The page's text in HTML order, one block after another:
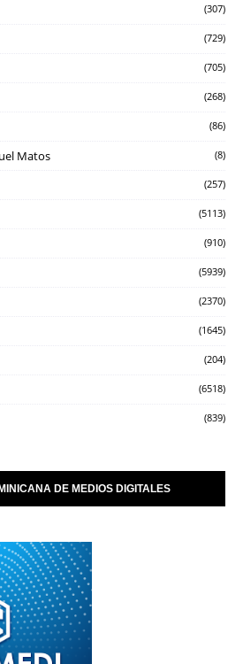
(307)
(729)
(705)
(268)
(86)
Matos (8)
(257)
(5113)
(910)
(5939)
(2370)
(1645)
(204)
(6518)
(839)
DE MEDIOS DIGITALES